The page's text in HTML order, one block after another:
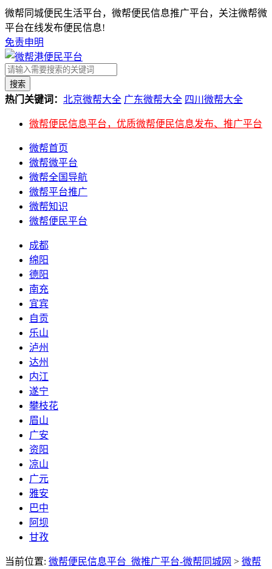
微帮同城便民生活平台，微帮便民信息推广平台，关注微帮微
平台在线发布便民信息!
免责申明
搜索
热门关键词： 北京微帮大全 广东微帮大全 四川微帮大全
微帮便民信息平台，优质微帮便民信息发布、推广平台
微帮首页
微帮微平台
微帮全国导航
微帮平台推广
微帮知识
微帮便民平台
成都
绵阳
德阳
南充
宜宾
自贡
乐山
泸州
达州
内江
遂宁
攀枝花
眉山
广安
资阳
凉山
广元
雅安
巴中
阿坝
甘孜
当前位置: 微帮便民信息平台_微推广平台-微帮同城网 > 微帮